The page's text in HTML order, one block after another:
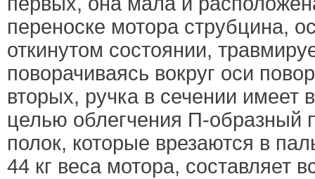
переноске мотора струбцина,
откинутом состоянии,
поворачиваясь вокруг оси
вторых, ручка в сечении имеет
целью облегчения П-образный
полок, которые врезаются в
44 кг веса мотора, составляет